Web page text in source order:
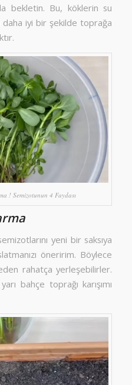
bekletin. Bu, köklerin su
daha iyi bir şekilde toprağa
! Semizotunun 4 Faydası
yeni bir saksıya
öneririm. Böylece
rahatça yerleşebilirler.
bahçe toprağı karışımı